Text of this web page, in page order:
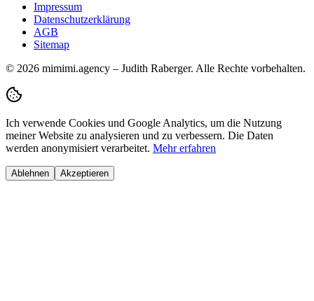
Impressum
Datenschutzerklärung
AGB
Sitemap
© 2026 mimimi.agency – Judith Raberger. Alle Rechte vorbehalten.
Ich verwende Cookies und Google Analytics, um die Nutzung
meiner Website zu analysieren und zu verbessern. Die Daten
werden anonymisiert verarbeitet. Mehr erfahren
Ablehnen Akzeptieren